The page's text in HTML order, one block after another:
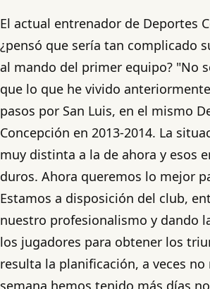
El actual entrenador de Deportes
¿pensó que sería tan complicado
al mando del primer equipo? "No
que lo que he vivido
pasos por San Luis, en el mismo
Concepción en 2013-2014. La
muy distinta a la de ahora y esos
duros. Ahora queremos lo mejor
Estamos a disposición del club,
nuestro profesionalismo y dando
los jugadores para obtener los
resulta la planificación, a veces no
semana hemos tenido más días